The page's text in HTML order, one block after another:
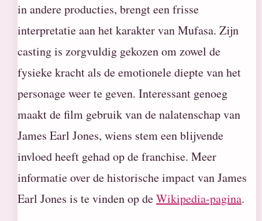
in andere producties, brengt een frisse
interpretatie aan het karakter van Mufasa. Zijn
casting is zorgvuldig gekozen om zowel de
fysieke kracht als de emotionele diepte van het
personage weer te geven. Interessant genoeg
maakt de film gebruik van de nalatenschap van
James Earl Jones, wiens stem een blijvende
invloed heeft gehad op de franchise. Meer
informatie over de historische impact van James
Earl Jones is te vinden op deWikipedia-pagina.